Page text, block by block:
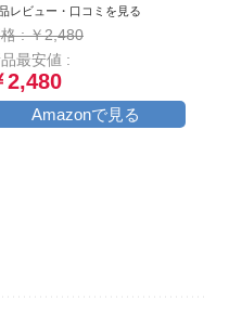
ワイヤーロック φ(直
)22mm×1200ｍｍ 頑丈
難防止 鍵3本セット (ブ
ク)
レビュー・口コミを見る
: ￥2,480
最安値 :
2,480
Amazonで見る